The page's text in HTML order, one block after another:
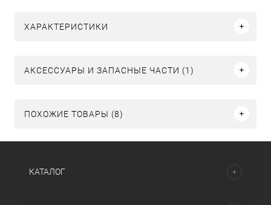
ХАРАКТЕРИСТИКИ
АКСЕССУАРЫ И ЗАПАСНЫЕ ЧАСТИ (1)
ПОХОЖИЕ ТОВАРЫ (8)
КАТАЛОГ